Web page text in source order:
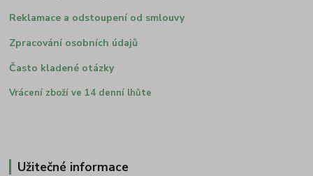
Reklamace a odstoupení od smlouvy
Zpracování osobních údajů
Často kladené otázky
Vrácení zboží ve 14 denní lhůte
Užitečné informace